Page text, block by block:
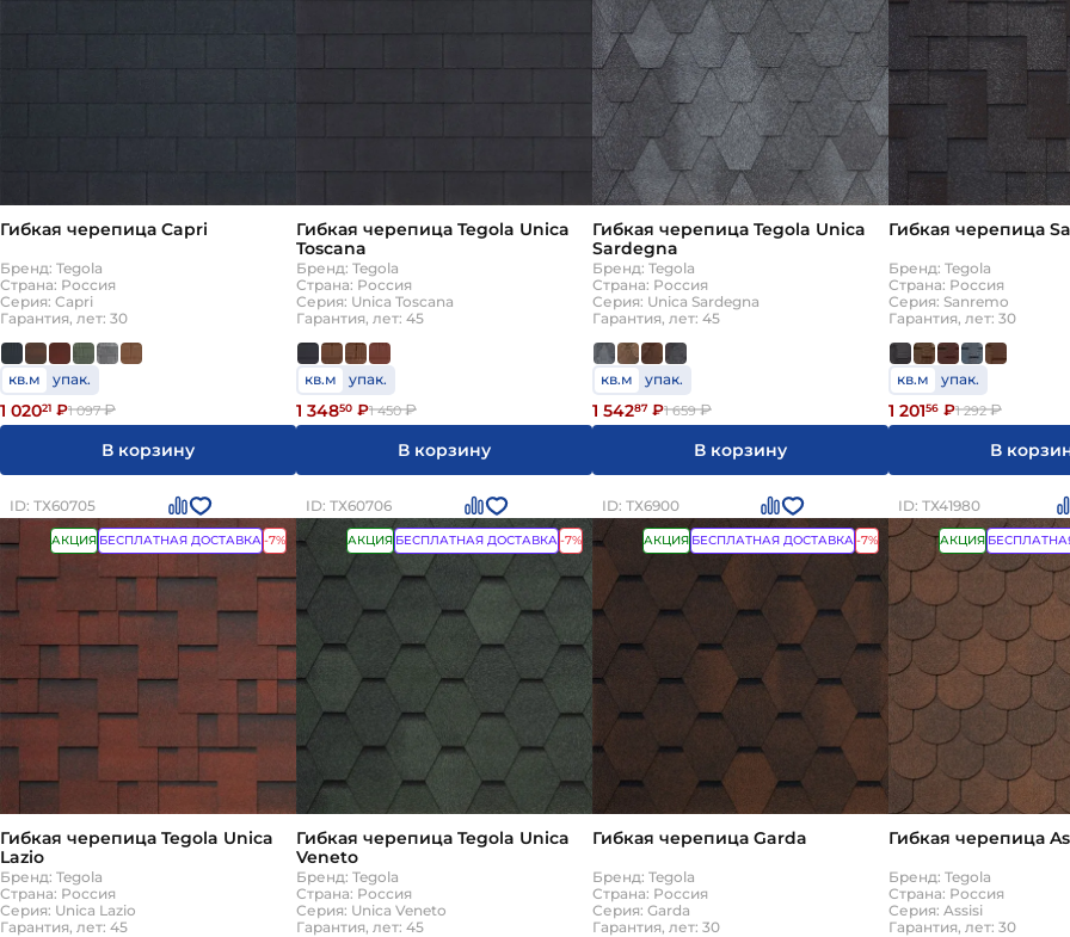
Гибкая черепица Capri
Бренд: Tegola
Страна: Россия
Серия: Capri
Гарантия, лет: 30
кв.м упак.
1 02021 ₽1 097₽
В корзину
Гибкая черепица Tegola Unica
Toscana
Бренд: Tegola
Страна: Россия
Серия: Unica Toscana
Гарантия, лет: 45
кв.м упак.
1 34850 ₽1 450₽
В корзину
Гибкая черепица Tegola Unica
Sardegna
Бренд: Tegola
Страна: Россия
Серия: Unica Sardegna
Гарантия, лет: 45
кв.м упак.
1 54287 ₽1 659₽
В корзину
Гибкая черепица
Бренд: Tegola
Страна: Россия
Серия: Sanremo
Гарантия, лет: 30
кв.м упак.
1 20156 ₽1 292₽
В
ID: ТХ60705
АКЦИЯ БЕСПЛАТНАЯ ДОСТАВКА-7%
Гибкая черепица Tegola Unica
Lazio
Бренд: Tegola
Страна: Россия
Серия: Unica Lazio
Гарантия, лет: 45
ID: ТХ60706
АКЦИЯ БЕСПЛАТНАЯ ДОСТАВКА-7%
Гибкая черепица Tegola Unica
Veneto
Бренд: Tegola
Страна: Россия
Серия: Unica Veneto
Гарантия, лет: 45
ID: ТХ6900
АКЦИЯ БЕСПЛАТНАЯ ДОСТАВКА-7%
Гибкая черепица Garda
Бренд: Tegola
Страна: Россия
Серия: Garda
Гарантия, лет: 30
ID: ТХ41980
АКЦИЯ
Гибкая черепица
Бренд: Tegola
Страна: Россия
Серия: Assisi
Гарантия, лет: 30